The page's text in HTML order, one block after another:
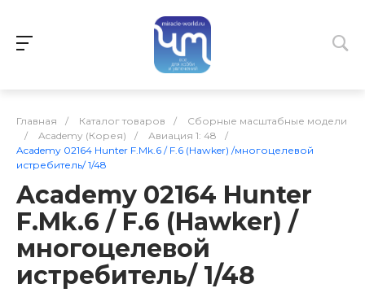
Главная / Каталог товаров /
Сборные масштабные модели
/
Academy (Корея) / Авиация 1: 48
/
Academy 02164 Hunter F.Mk.6 / F.6 (Hawker) /многоцелевой
истребитель/ 1/48
Academy 02164 Hunter
F.Mk.6 / F.6 (Hawker) /
многоцелевой
истребитель/ 1/48